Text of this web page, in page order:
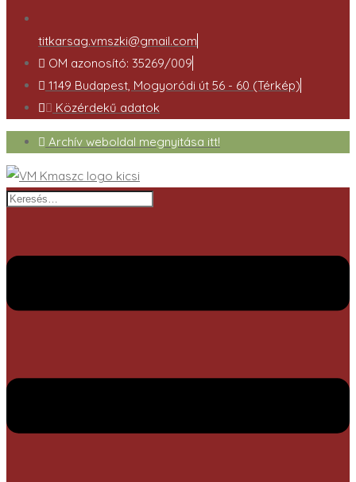
titkarsag.vmszki@gmail.com
OM azonosító: 35269/009
1149 Budapest, Mogyoródi út 56 - 60 (Térkép)
Közérdekű adatok
Archív weboldal megnyitása itt!
Keresés…